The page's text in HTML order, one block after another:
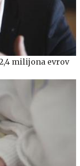
milijona evrov